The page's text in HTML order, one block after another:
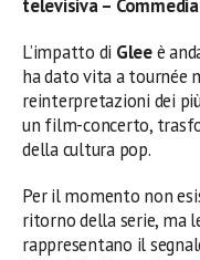
televisiva –
L’impatto di Gleeè
ha dato vita a tournée
reinterpretazioni dei
un film-concerto,
della cultura pop.
Per il momento non
ritorno della serie, ma
rappresentano il